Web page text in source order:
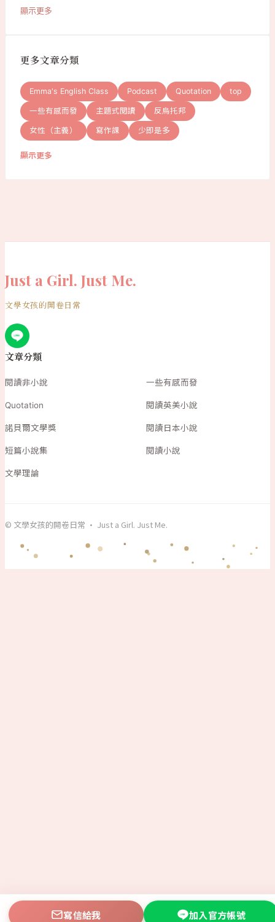
顯示更多
更多文章分類
Emma's English Class Podcast Quotation top
一些有感而發 主題式閱讀 反烏托邦
女性（主義） 寫作課 少即是多
顯示更多
Just a Girl. Just Me.
文學女孩的開卷日常
文章分類
閱讀非小說 一些有感而發
Quotation 閱讀英美小說
諾貝爾文學獎 閱讀日本小說
短篇小說集 閱讀小說
文學理論
© 文學女孩的開卷日常 · Just a Girl. Just Me.
寫信給我 加入官方帳號